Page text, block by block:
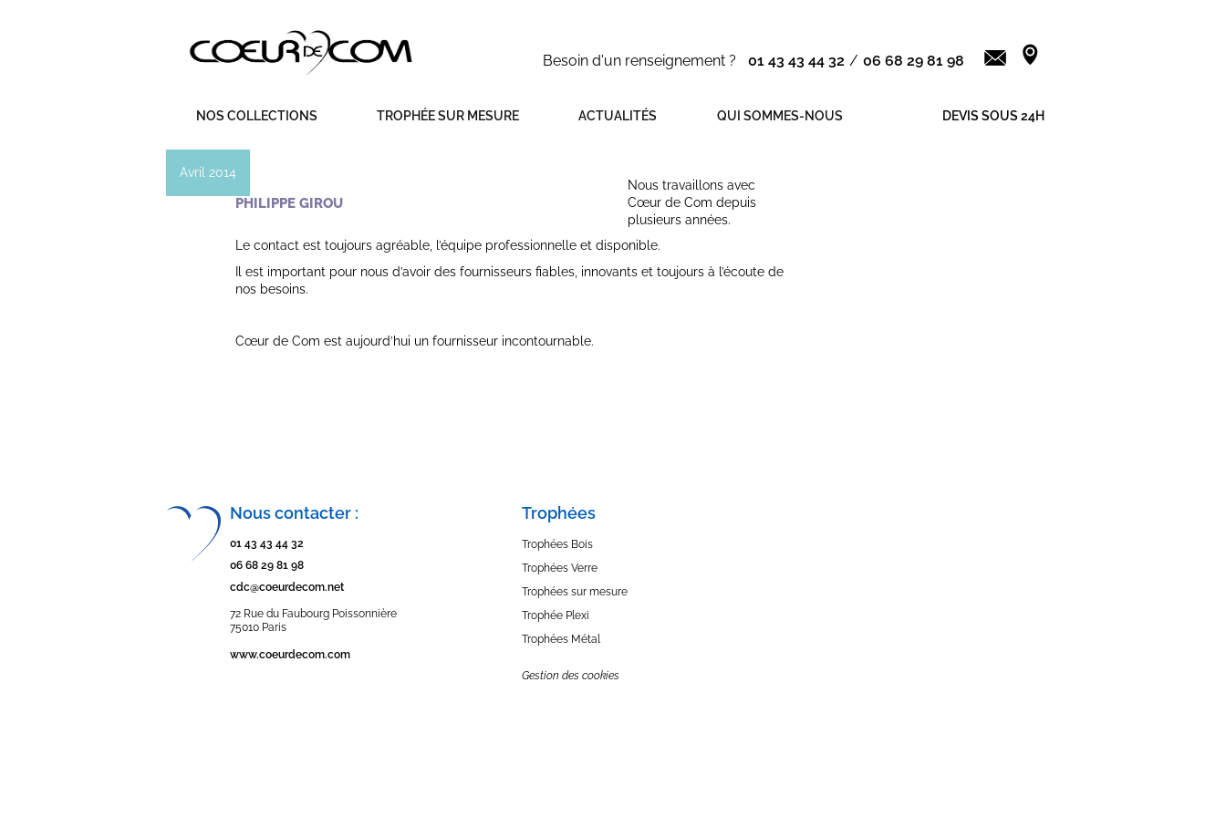
Besoin d'un renseignement ? 01 43 43 44 32 / 06 68 29 81 98
NOS COLLECTIONS TROPHÉE SUR MESURE ACTUALITÉS QUI SOMMES-NOUS DEVIS SOUS 24H
PHILIPPE GIROU
Nous travaillons avec
Cœur de Com depuis
plusieurs années.
Le contact est toujours agréable, l’équipe professionnelle et disponible.
Il est important pour nous d’avoir des fournisseurs fiables, innovants et toujours à l’écoute de
nos besoins.
Cœur de Com est aujourd’hui un fournisseur incontournable.
Avril 2014
Nous contacter :
01 43 43 44 32
06 68 29 81 98
cdc@coeurdecom.net
72 Rue du Faubourg Poissonnière
75010 Paris
www.coeurdecom.com
Trophées
Trophées Bois
Trophées Verre
Trophées sur mesure
Trophée Plexi
Trophées Métal
Gestion des cookies